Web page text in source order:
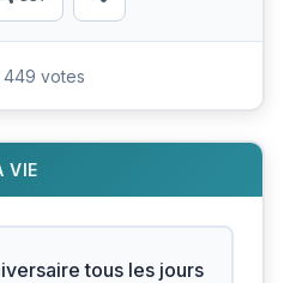
449 votes
VIE
tous les jours